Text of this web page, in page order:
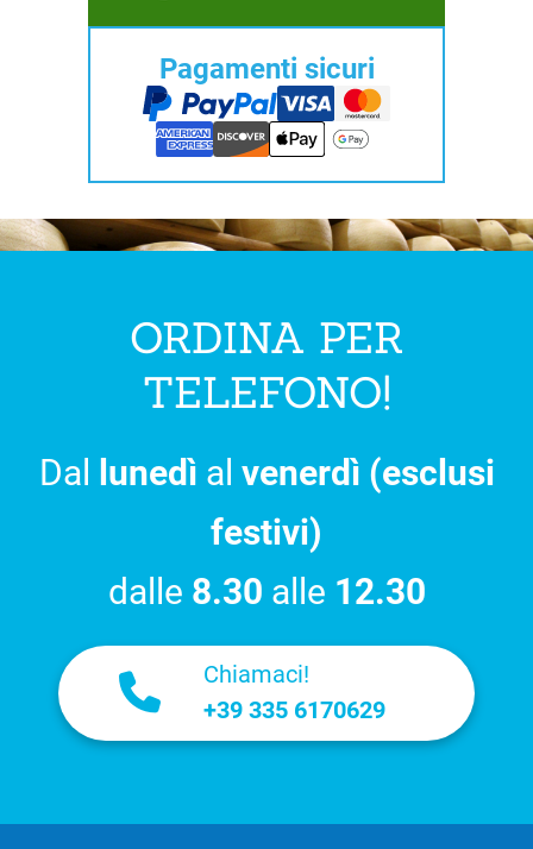
Pagamenti sicuri
ORDINA PER
TELEFONO!
Dal lunedì al venerdì (esclusi
festivi)
dalle 8.30 alle 12.30
Chiamaci!
+39 335 6170629